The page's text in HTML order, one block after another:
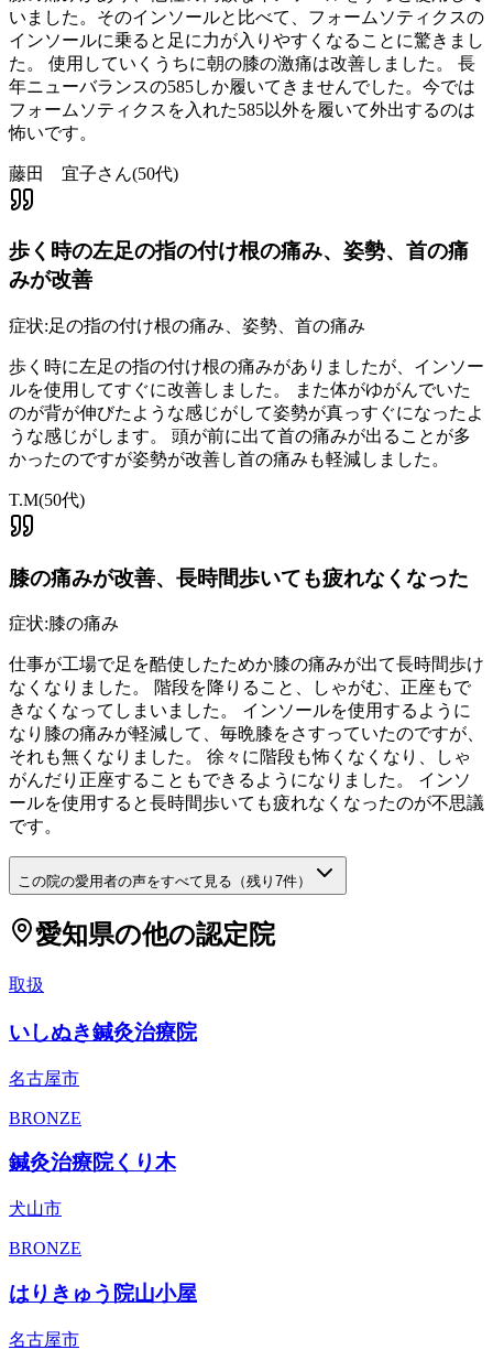
いました。そのインソールと比べて、フォームソティクスの
インソールに乗ると足に力が入りやすくなることに驚きまし
た。 使用していくうちに朝の膝の激痛は改善しました。 長
年ニューバランスの585しか履いてきませんでした。今では
フォームソティクスを入れた585以外を履いて外出するのは
怖いです。
藤田 宜子さん(50代)
歩く時の左足の指の付け根の痛み、姿勢、首の痛
みが改善
症状:足の指の付け根の痛み、姿勢、首の痛み
歩く時に左足の指の付け根の痛みがありましたが、インソー
ルを使用してすぐに改善しました。 また体がゆがんでいた
のが背が伸びたような感じがして姿勢が真っすぐになったよ
うな感じがします。 頭が前に出て首の痛みが出ることが多
かったのですが姿勢が改善し首の痛みも軽減しました。
T.M(50代)
膝の痛みが改善、長時間歩いても疲れなくなった
症状:膝の痛み
仕事が工場で足を酷使したためか膝の痛みが出て長時間歩け
なくなりました。 階段を降りること、しゃがむ、正座もで
きなくなってしまいました。 インソールを使用するように
なり膝の痛みが軽減して、毎晩膝をさすっていたのですが、
それも無くなりました。 徐々に階段も怖くなくなり、しゃ
がんだり正座することもできるようになりました。 インソ
ールを使用すると長時間歩いても疲れなくなったのが不思議
です。
この院の愛用者の声をすべて見る（残り 7件）
愛知県の他の認定院
取扱
いしぬき鍼灸治療院
名古屋市
BRONZE
鍼灸治療院くり木
犬山市
BRONZE
はりきゅう院山小屋
名古屋市